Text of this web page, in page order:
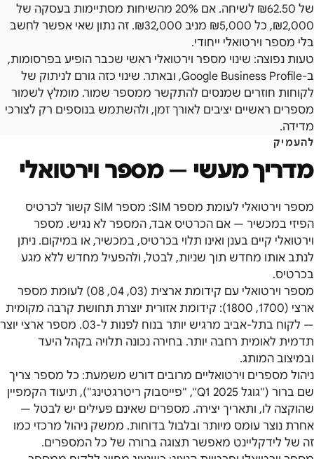
של ₪62.50 לשיחה. אם 20% מהשיחות מסתיימות בעסקה של
₪2,000, כל ₪5,000 מניב ₪32,000. זה נתון שאי אפשר לחשב
בלי מספר וירטואלי ייחודי.
טעות נפוצה: שינוי מספר וירטואלי ראשי שכבר הופיע בפרסומות,
ב-Google Business Profile, ובאתר. שינוי כזה גורם לניתוק של
לקוחות חוזרים שמנסים להתקשר ממספר שמור. מומלץ לשמור
מספרים ראשיים יציבים לאורך זמן, ולהשתמש בנוספים רק לצורכי
מדידה.
להעמיק
מדריך מעשי —מספר וירטואלי
מספר וירטואלי לעומת מספר SIM: מספר SIM קשור לכרטיס
הפיזי במכשיר — אם הכרטיס אבד, המספר לא נגיש. מספר
וירטואלי קיים בענן ואינו תלוי בכרטיס, במכשיר, או במיקום. ניתן
לנתב אותו מחדש תוך שניות, לבטל, ולהפעיל מחדש ללא מגע
בכרטיס.
מספר וירטואלי עם קידומת ארצית (03, 04, 08) לעומת מספר
ארצי (1700, 1800): קידומת אזורית יוצרת תחושת קרבה מקומית
— לקוח בתל-אביב מרגיש יותר בנוח לפנות ל-03. מספר ארצי יוצר
תדמית לאומית רחבה יותר. בחירה נכונה תלויה בקהל היעד
ובמיצוב המותג.
ניהול מספרים וירטואליים מרובים דורש משמעת: כל מספר צריך
שם ברור ("גוגל Q1 2025", "פייסבוק ריטרגטינג"), תיעוד הקמפיין
שהוקצה לו, ותאריך יצירה. מספרים שאינם פעילים יש לבטל —
אחרת נוצר עומס מיותר ובלבול בדוחות. ממשק ניהול מרכזי כמו
זה של לידקליינט מאפשר תצוגה ברורה של כל המספרים.